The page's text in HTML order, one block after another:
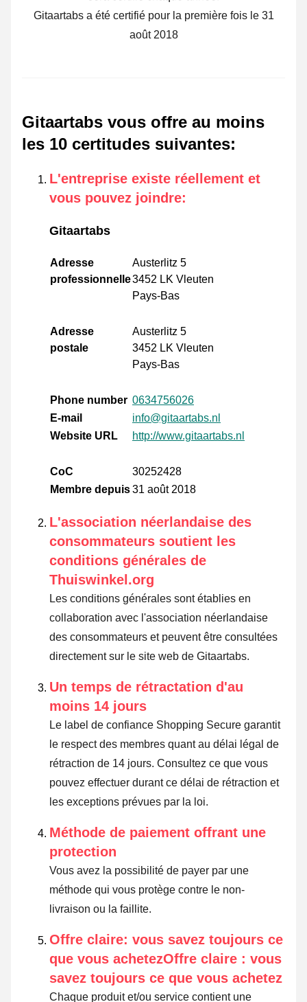
Gitaartabs a été certifié pour la première fois le 31
août 2018
Gitaartabs vous offre au moins
les 10 certitudes suivantes:
L'entreprise existe réellement et
vous pouvez joindre:
Gitaartabs
Adresse
professionnelle
Austerlitz 5
3452 LK Vleuten
Pays-Bas
Adresse
postale
Austerlitz 5
3452 LK Vleuten
Pays-Bas
Phone number 0634756026
E-mail
info@gitaartabs.nl
Website URL
http://www.gitaartabs.nl
CoC
30252428
Membre depuis31 août 2018
L'association néerlandaise des
consommateurs soutient les
conditions générales de
Thuiswinkel.org
Les conditions générales sont établies en
collaboration avec l'association néerlandaise
des consommateurs et peuvent être consultées
directement sur le site web de Gitaartabs.
Un temps de rétractation d'au
moins 14 jours
Le label de confiance Shopping Secure garantit
le respect des membres quant au délai légal de
rétraction de 14 jours. Consultez ce que vous
pouvez effectuer durant ce délai de rétraction et
les exceptions prévues par la loi.
Méthode de paiement offrant une
protection
Vous avez la possibilité de payer par une
méthode qui vous protège contre le non-
livraison ou la faillite.
Offre claire: vous savez toujours ce
que vous achetezOffre claire : vous
savez toujours ce que vous achetez
Chaque produit et/ou service contient une